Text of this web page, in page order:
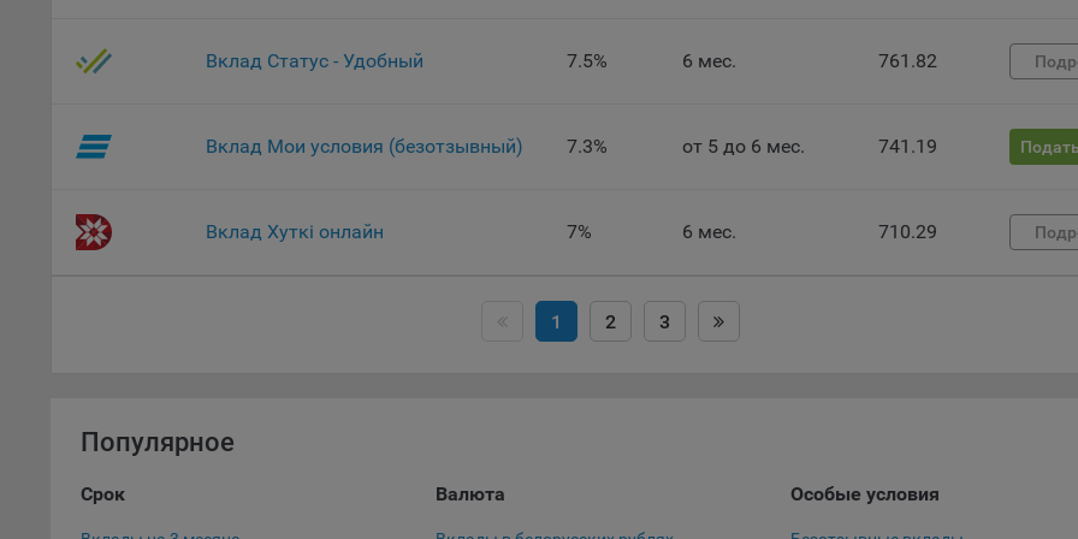
дополнительных функций сайтов, например, для хранения предпочтений
пользователя, в том числе имени пользователя или выбора языка, и для
9.3. Файлы cookie предпочтений, например, для настройки контента.
предпочтениях и позволяют Обществу «запомнить» информацию о
пользователем городе и других местных настройках для того, чтобы
9.4. Аналитические файлы cookie, например Яндекс.Метрика, Google
Данные файлы cookie собирают информацию о том, как пользователь
Благодаря этому у Общества есть возможность составить представление о
тенденциях использования сайта в целом. Общество использует
для анализа трафика на сайтах.
Вклад Статус - Удобный 7.5% 6 мес. 761.82
Вклад Мои условия (безотзывный) 7.3% от 5 до 6 мес. 741.19
Вклад Хуткі онлайн 7% 6 мес. 710.29
1 2 3
Популярное
Срок Валюта Особые условия